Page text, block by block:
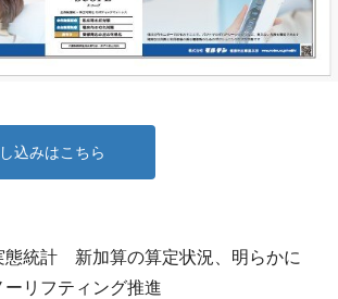
込みはこちら
態統計 新加算の算定状況、明らかに
リフティング推進